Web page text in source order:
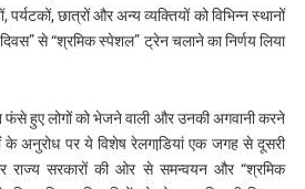
पर्यटकों, छात्रों और अन्य व्यक्तियों को विभिन्‍न स्थानों
से “श्रमिक स्‍पेशल” ट्रेन चलाने का निर्णय लिया
फंसे हुए लोगों को भेजने वाली और उनकी अगवानी करने
के अनुरोध पर ये विशेष रेलगाडि़यां एक जगह से दूसरी
सरकारों की ओर से समन्‍वयन और “श्रमिक